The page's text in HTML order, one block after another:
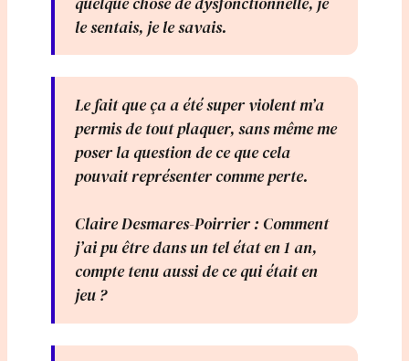
le sentais, je le savais.
Le fait que ça a été super violent m’a
permis de tout plaquer, sans même me
poser la question de ce que cela
pouvait représenter comme perte.
Claire Desmares-Poirrier : Comment
j’ai pu être dans un tel état en 1 an,
compte tenu aussi de ce qui était en
jeu ?